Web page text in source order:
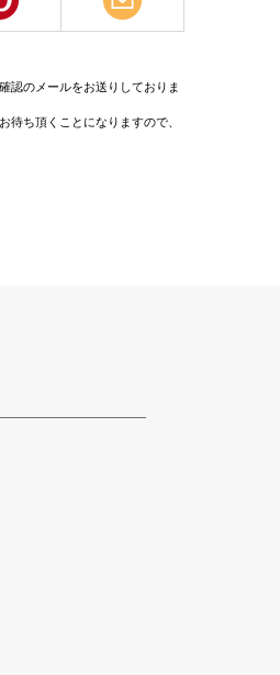
認のメールをお送りしておりま
待ち頂くことになりますので、